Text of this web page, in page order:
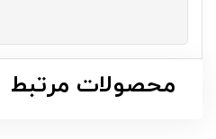
محصولات مرتبط